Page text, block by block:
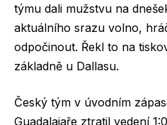
týmu dali mužstvu na
aktuálního srazu volno,
odpočinout. Řekl to na
základně u Dallasu.
Český tým v úvodním
Guadalajaře ztratil vedení